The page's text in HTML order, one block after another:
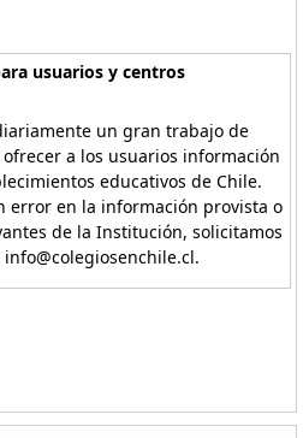
usuarios y centros
un gran trabajo de
a los usuarios información
educativos de Chile.
error en la información provista o
de la Institución, solicitamos